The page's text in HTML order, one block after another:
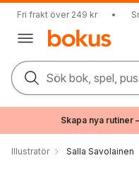
Fri frakt över 249 kr •
Sök bok, spel,
Skapa nya rutiner
Illustratör Salla Savolainen